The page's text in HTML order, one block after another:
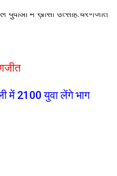
में 2100 युवा लेंगे भाग